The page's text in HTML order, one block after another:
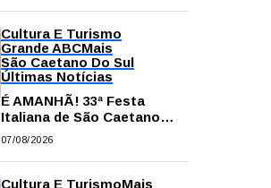
contra vereador Matheus
Gianello
Cultura E Turismo
Grande ABCMais
São Caetano Do Sul
Últimas Notícias
É AMANHÃ! 33ª Festa
Italiana de São Caetano
começa neste sábado com
solidariedade
07/08/2026
Cultura E TurismoMais